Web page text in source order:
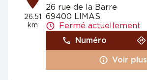
26.51
km
26 rue de la Barre
69400 LIMAS
Fermé actuellement
Numéro
Voir plus